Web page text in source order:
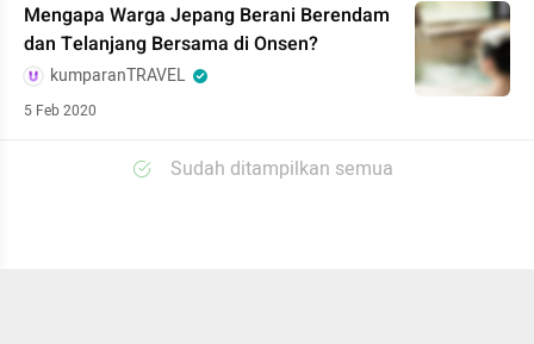
Mengapa Warga Jepang Berani Berendam
dan Telanjang Bersama di Onsen?
kumparanTRAVEL
5 Feb 2020
Sudah ditampilkan semua